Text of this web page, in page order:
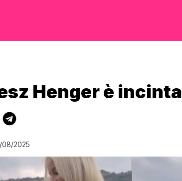
Henger è incinta
08/2025